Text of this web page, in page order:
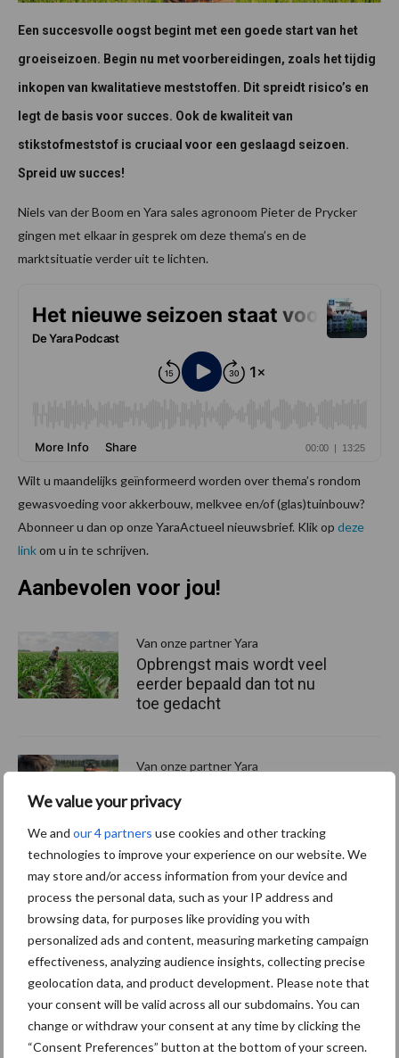
We value your privacy
We and our 4 partners use cookies and other tracking
technologies to improve your experience on our website. We
may store and/or access information from your device and
process the personal data, such as your IP address and
browsing data, for purposes like providing you with
personalized ads and content, measuring marketing campaign
effectiveness, analyzing audience insights, collecting precise
geolocation data, and product development. Please note that
your consent will be valid across all our subdomains. You can
change or withdraw your consent at any time by clicking the
“Consent Preferences” button at the bottom of your screen.
Een succesvolle oogst begint met een goede start van het
groeiseizoen. Begin nu met voorbereidingen, zoals het tijdig
inkopen van kwalitatieve meststoffen. Dit spreidt risico’s en
legt de basis voor succes. Ook de kwaliteit van
stikstofmeststof is cruciaal voor een geslaagd seizoen.
Spreid uw succes!
Niels van der Boom en Yara sales agronoom Pieter de Prycker
gingen met elkaar in gesprek om deze thema’s en de
marktsituatie verder uit te lichten.
Wilt u maandelijks geïnformeerd worden over thema’s rondom
gewasvoeding voor akkerbouw, melkvee en/of (glas)tuinbouw?
Abonneer u dan op onze YaraActueel nieuwsbrief. Klik op deze
linkom u in te schrijven.
Aanbevolen voor jou!
Van onze partner Yara
Opbrengst mais wordt veel
eerder bepaald dan tot nu
toe gedacht
Van onze partner Yara
grasgroei volgen op je
Hoge prijzen en droogte:
hoe kan zwavel helpen bij
de bemesting?
Themapagina's